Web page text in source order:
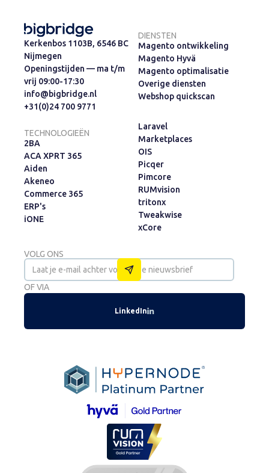
Kerkenbos 1103B, 6546 BC
Nijmegen
Openingstijden — ma t/m
vrij 09:00-17:30
info@bigbridge.nl
+31(0)24 700 9771
DIENSTEN
Magento ontwikkeling
Magento Hyvä
Magento optimalisatie
Overige diensten
Webshop quickscan
TECHNOLOGIEËN
2BA
ACA XPRT 365
Aiden
Akeneo
Commerce 365
ERP's
iONE
Laravel
Marketplaces
OIS
Picqer
Pimcore
RUMvision
tritonx
Tweakwise
xCore
VOLG ONS
OF VIA
LinkedIn